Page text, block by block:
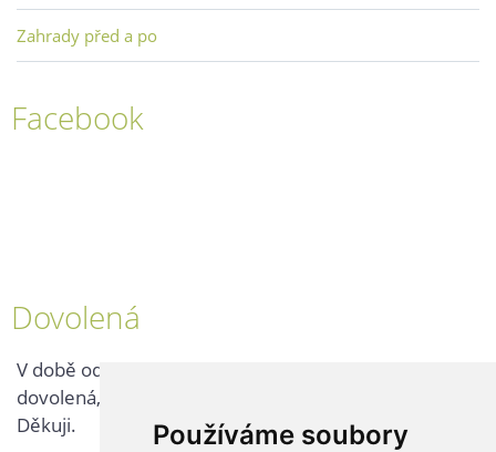
Používáme soubory
Zahrady před a po
Facebook
Dovolená
V době od 25. 7. - 2. 8. 2026 probíhá v naší firmě
dovolená, kontaktujte nás až po jejím ukončení.
Děkuji.